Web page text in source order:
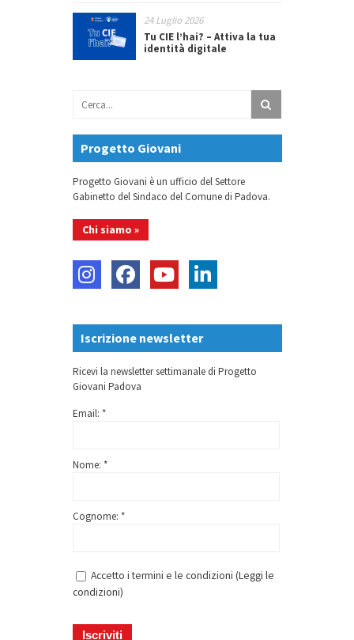
24 Luglio 2026
Tu CIE l’hai? – Attiva la tua
identità digitale
Progetto Giovani
Progetto Giovani è un ufficio del Settore
Gabinetto del Sindaco del Comune di Padova.
Chi siamo »
Iscrizione newsletter
Ricevi la newsletter settimanale di Progetto
Giovani Padova
Email: *
Nome: *
Cognome: *
Accetto i termini e le condizioni (Leggi le
condizioni)